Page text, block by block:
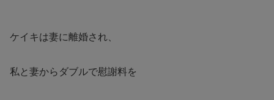
ケイキは妻に離婚され、
私と妻からダブルで慰謝料を